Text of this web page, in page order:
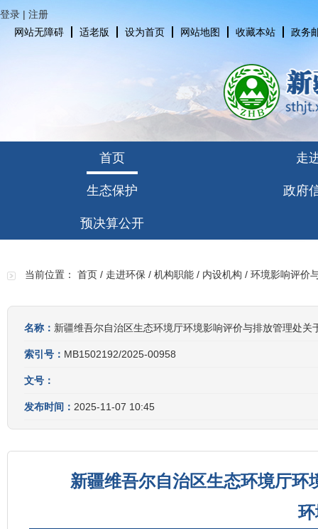
登录 | 注册
网站无障碍
适老版 设为首页 网站地图 收藏本站 政务
首页 走
生态保护 政府
预决算公开
当前位置： 首页 / 走进环保 / 机构职能 / 内设机构 / 环境影响评价
名称： 新疆维吾尔自治区生态环境厅环境影响评价与排放管理处
索引号： MB1502192/2025-00958
文号：
发布时间： 2025-11-07 10:45
新疆维吾尔自治区生态环境厅环